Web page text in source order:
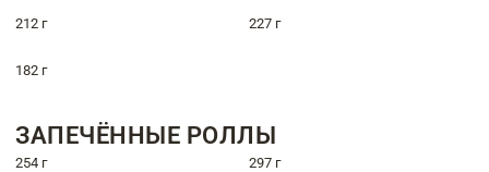
212 г 227 г
182 г
ЗАПЕЧЁННЫЕ РОЛЛЫ
254 г 297 г